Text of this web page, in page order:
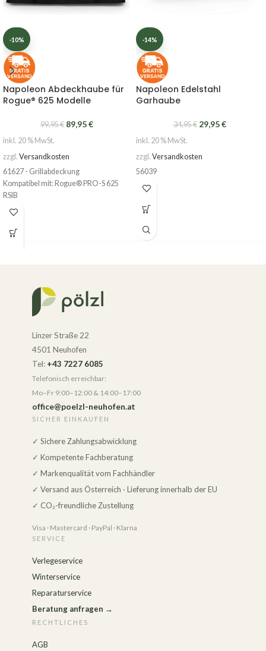
-10%
Napoleon Abdeckhaube für
Rogue® 625 Modelle
99,95€ 89,95€
inkl. 20 % MwSt.
zzgl. Versandkosten
61627 - Grillabdeckung
Kompatibel mit: Rogue® PRO-S 625
RSIB
-14%
Napoleon Edelstahl
Garhaube
34,95€ 29,95€
inkl. 20 % MwSt.
zzgl. Versandkosten
56039
Linzer Straße 22
4501 Neuhofen
Tel: +43 7227 6085
Telefonisch erreichbar:
Mo–Fr 9:00–12:00 & 14:00–17:00
office@poelzl-neuhofen.at
SICHER EINKAUFEN
✓ Sichere Zahlungsabwicklung
✓ Kompetente Fachberatung
✓ Markenqualität vom Fachhändler
✓ Versand aus Österreich · Lieferung innerhalb der EU
✓ CO₂-freundliche Zustellung
Visa · Mastercard · PayPal · Klarna
SERVICE
Verlegeservice
Winterservice
Reparaturservice
Beratung anfragen →
RECHTLICHES
AGB